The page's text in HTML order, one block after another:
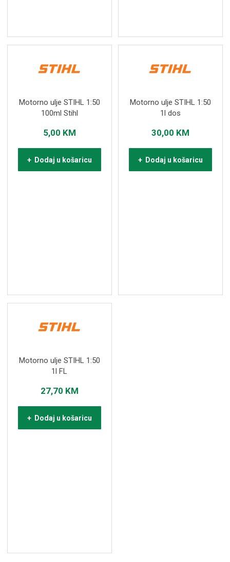
Motorno ulje STIHL 1:50
100ml Stihl
5,00 KM
+ Dodaj u košaricu
Motorno ulje STIHL 1:50
1l dos
30,00 KM
+ Dodaj u košaricu
Motorno ulje STIHL 1:50
1l FL
27,70 KM
+ Dodaj u košaricu